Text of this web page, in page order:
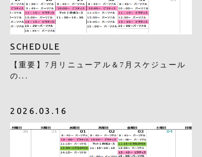
SCHEDULE
【重要】7月リニューアル＆7月スケジュール
の...
2026.03.16